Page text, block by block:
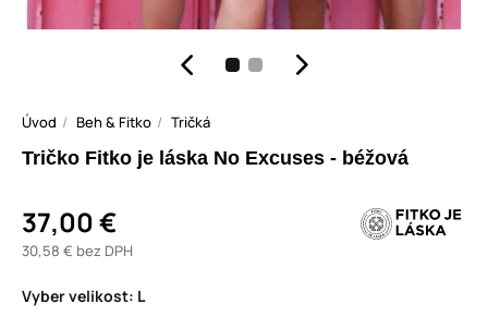
Úvod Beh & Fitko Tričká
Tričko Fitko je láska No Excuses - béžová
37,00 €
30,58 € bez DPH
Vyber velikost: L